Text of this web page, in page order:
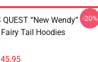
QUEST “New Wendy”
Tail Hoodies
-20%